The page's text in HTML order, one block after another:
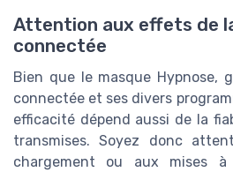
Attention aux effets de
connectée
Bien que le masque Hypnose,
connectée et ses divers
efficacité dépend aussi de la
transmises. Soyez donc
chargement ou aux mises